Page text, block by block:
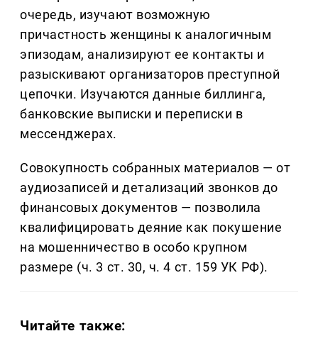
очередь, изучают возможную
причастность женщины к аналогичным
эпизодам, анализируют ее контакты и
разыскивают организаторов преступной
цепочки. Изучаются данные биллинга,
банковские выписки и переписки в
мессенджерах.
Совокупность собранных материалов — от
аудиозаписей и детализаций звонков до
финансовых документов — позволила
квалифицировать деяние как покушение
на мошенничество в особо крупном
размере (ч. 3 ст. 30, ч. 4 ст. 159 УК РФ).
Читайте также: